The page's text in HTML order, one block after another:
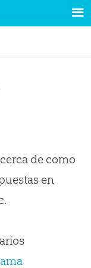
de como
en